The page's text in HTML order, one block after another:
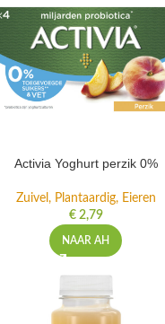
Activia Yoghurt perzik 0%
Zuivel, Plantaardig, Eieren
€2,79
NAAR AH